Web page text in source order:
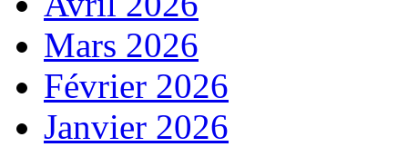
Mars 2026
Février 2026
Janvier 2026